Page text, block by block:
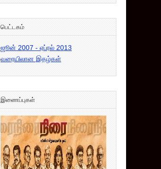
பெட்டகம்
ஜூன் 2007 - ஏப்ரல் 2013
வரையிலான இதழ்கள்
இணைப்புகள்